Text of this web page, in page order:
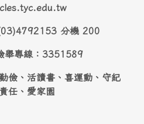
分機 200
舉專線：3351589
儉、活讀書、喜運動、守紀
任、愛家園